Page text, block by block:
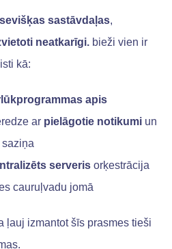
sastāvdaļas,
neatkarīgi. bieži vien ir
kā:
apis
ar pielāgotie notikumi un
saziņa
serveris orķestrācija
cauruļvadu jomā
ļauj izmantot šīs prasmes tieši